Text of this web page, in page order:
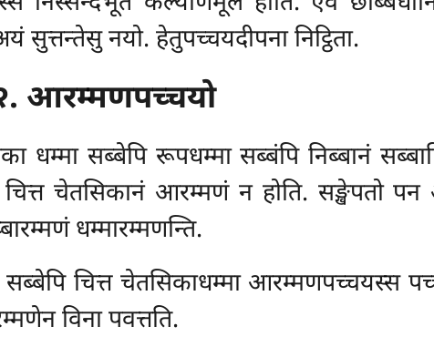
सुत्तन्तेसु नयो. हेतुपच्चयदीपना निट्ठिता.
आरम्मणपच्चयो
धम्मा सब्बेपि रूपधम्मा सब्बंपि निब्बानं
चेतसिकानं आरम्मणं न होति. सङ्खेपतो
धम्मारम्मणन्ति.
चित्त चेतसिकाधम्मा आरम्मणपच्चयस्स
विना पवत्तति.